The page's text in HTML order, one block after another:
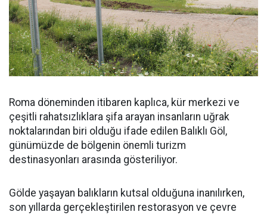
Roma döneminden itibaren kaplıca, kür merkezi ve
çeşitli rahatsızlıklara şifa arayan insanların uğrak
noktalarından biri olduğu ifade edilen Balıklı Göl,
günümüzde de bölgenin önemli turizm
destinasyonları arasında gösteriliyor.
Gölde yaşayan balıkların kutsal olduğuna inanılırken,
son yıllarda gerçekleştirilen restorasyon ve çevre